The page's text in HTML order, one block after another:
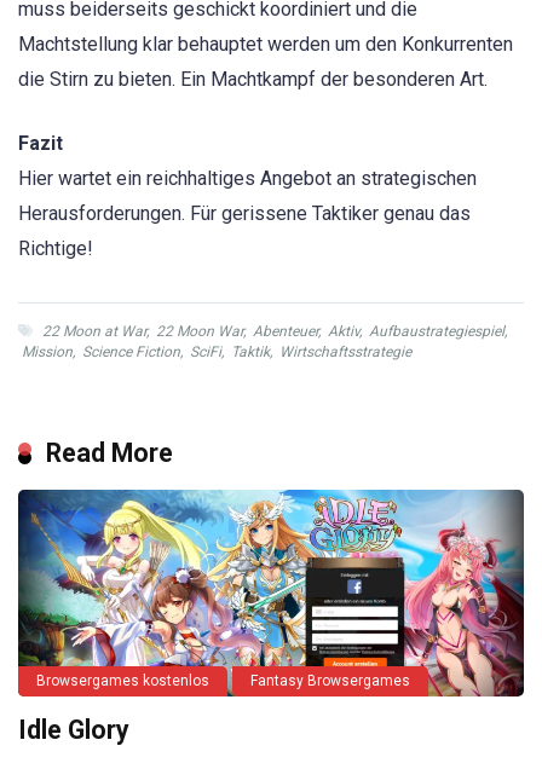
muss beiderseits geschickt koordiniert und die
Machtstellung klar behauptet werden um den Konkurrenten
die Stirn zu bieten. Ein Machtkampf der besonderen Art.
Fazit
Hier wartet ein reichhaltiges Angebot an strategischen
Herausforderungen. Für gerissene Taktiker genau das
Richtige!
22 Moon at War, 22 Moon War, Abenteuer, Aktiv, Aufbaustrategiespiel,
Mission, Science Fiction, SciFi, Taktik, Wirtschaftsstrategie
Read More
Browsergames kostenlos Fantasy Browsergames
Idle Glory